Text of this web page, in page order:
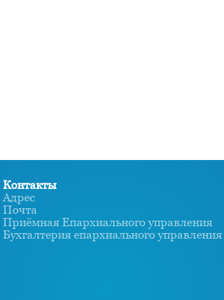
Контакты
Адрес
Почта
Приёмная Епархиального управления
Бухгалтерия епархиального управления